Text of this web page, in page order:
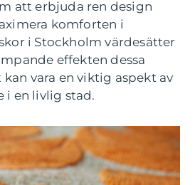
att erbjuda ren design
komforten i
i Stockholm värdesätter
effekten dessa
vara en viktig aspekt av
i en livlig stad.